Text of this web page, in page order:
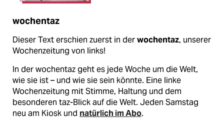
wochentaz
Dieser Text erschien zuerst in derwochentaz, unserer
Wochenzeitung von links!
In der wochentaz geht es jede Woche um die Welt,
wie sie ist – und wie sie sein könnte. Eine linke
Wochenzeitung mit Stimme, Haltung und dem
besonderen taz-Blick auf die Welt. Jeden Samstag
neu am Kiosk und natürlich im Abo.